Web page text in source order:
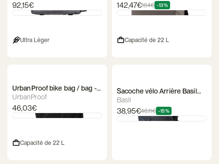
92,15€
Ultra Léger
142,47€164€ -13%
Capacité de 22 L
UrbanProof bike bag / bag -
ToteBag
UrbanProof
46,03€
Capacité de 22 L
Sacoche vélo Arrière Basil
Navigator
Basil
38,95€46,11€ -15%